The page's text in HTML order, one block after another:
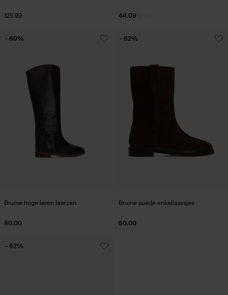
125.99 44.09
Bruine hoge leren laarzen
80.00
- 60%
Bruine suède enkellaarsjes
60.00
- 62%
- 62%